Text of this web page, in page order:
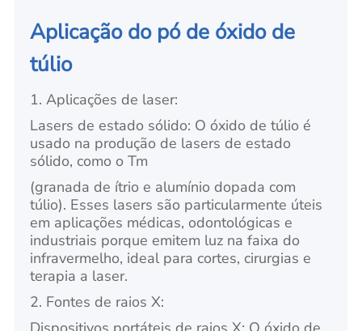
Aplicação do pó de óxido de
túlio
1. Aplicações de laser:
Lasers de estado sólido: O óxido de túlio é
usado na produção de lasers de estado
sólido, como o Tm
(granada de ítrio e alumínio dopada com
túlio). Esses lasers são particularmente úteis
em aplicações médicas, odontológicas e
industriais porque emitem luz na faixa do
infravermelho, ideal para cortes, cirurgias e
terapia a laser.
2. Fontes de raios X: